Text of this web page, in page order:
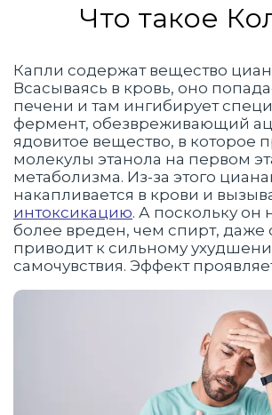
Что такое
Капли содержат вещество
Всасываясь в кровь, оно
печени и там ингибирует
фермент, обезвреживающий
ядовитое вещество, в которое
молекулы этанола на первом
метаболизма. Из-за этого
накапливается в крови и
интоксикацию. А поскольку он
более вреден, чем спирт, даже
приводит к сильному
самочувствия. Эффект